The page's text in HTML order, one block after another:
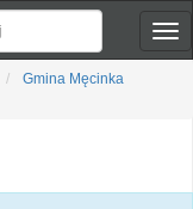
Gmina Męcinka